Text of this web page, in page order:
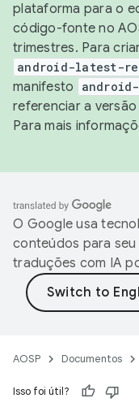
plataforma para o
código-fonte no
trimestres. Para
android-latest-
manifesto
referenciar a versão
Para mais
O Google usa
conteúdos para
traduções com IA
AOSP Documentos
Isso foi útil?